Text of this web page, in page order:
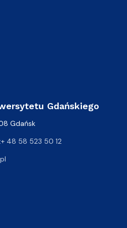
Gdańskiego
Gdańsk
+ 48 58 523 50 12